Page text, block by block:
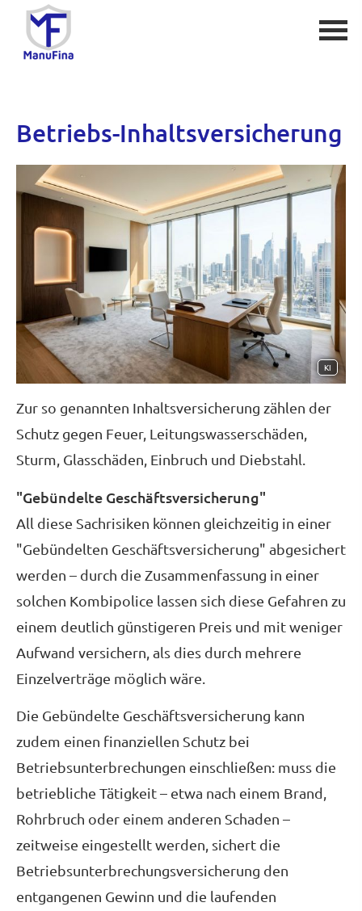
Betriebs-Inhaltsversicherung
KI
Zur so genannten Inhaltsversicherung zählen der
Schutz gegen Feuer, Leitungswasserschäden,
Sturm, Glasschäden, Einbruch und Diebstahl.
"Gebündelte Geschäftsversicherung"
All diese Sachrisiken können gleichzeitig in einer
"Gebündelten Geschäftsversicherung" abgesichert
werden – durch die Zusammenfassung in einer
solchen Kombipolice lassen sich diese Gefahren zu
einem deutlich günstigeren Preis und mit weniger
Aufwand ver­sichern, als dies durch mehrere
Einzelverträge möglich wäre.
Die Gebündelte Geschäftsversicherung kann
zudem einen finanziellen Schutz bei
Betriebsunterbrechungen einschließen: muss die
betriebliche Tätigkeit – etwa nach einem Brand,
Rohrbruch oder einem anderen Schaden –
zeitweise eingestellt werden, sichert die
Betriebsunterbrechungsversicherung den
entgangenen Gewinn und die laufenden